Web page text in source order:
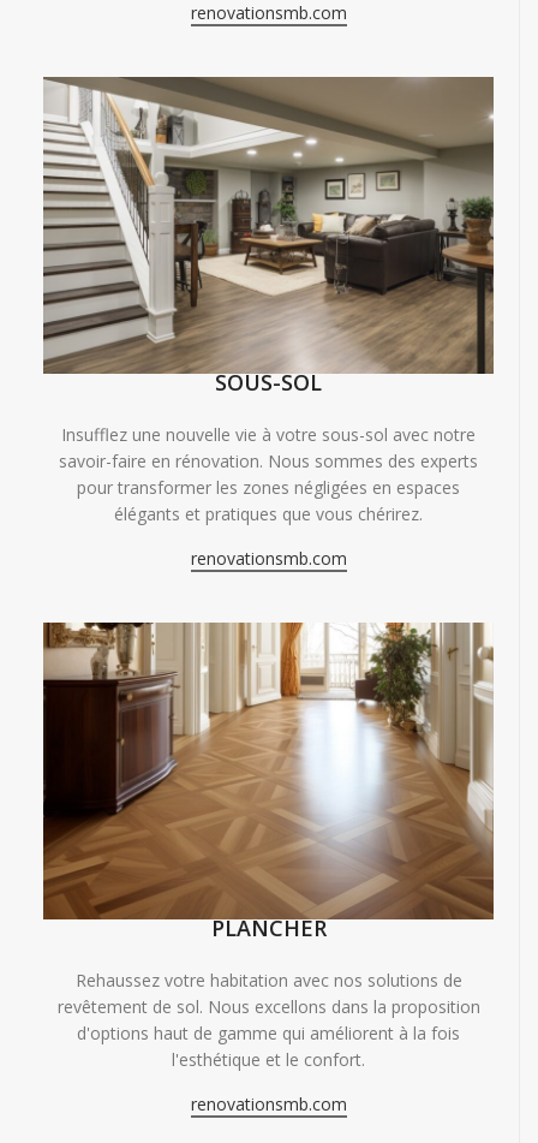
renovationsmb.com
SOUS-SOL
Insufflez une nouvelle vie à votre sous-sol avec notre
savoir-faire en rénovation. Nous sommes des experts
pour transformer les zones négligées en espaces
élégants et pratiques que vous chérirez.
renovationsmb.com
PLANCHER
Rehaussez votre habitation avec nos solutions de
revêtement de sol. Nous excellons dans la proposition
d'options haut de gamme qui améliorent à la fois
l'esthétique et le confort.
renovationsmb.com